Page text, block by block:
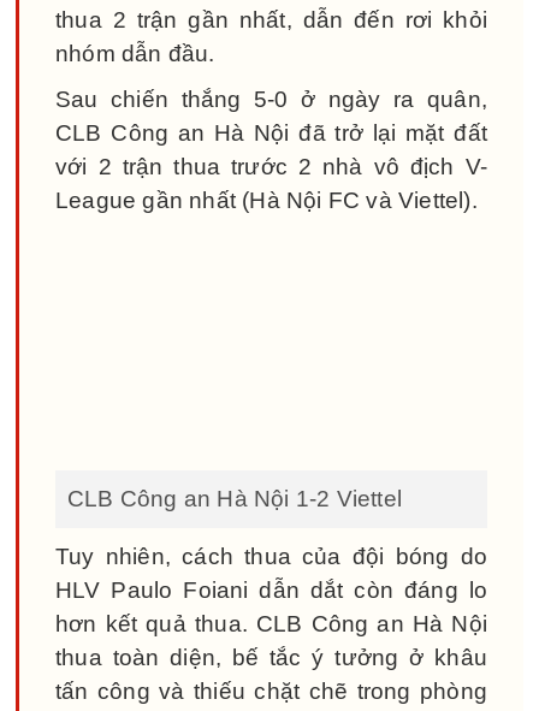
thua 2 trận gần nhất, dẫn đến rơi khỏi
nhóm dẫn đầu.
Sau chiến thắng 5-0 ở ngày ra quân,
CLB Công an Hà Nội đã trở lại mặt đất
với 2 trận thua trước 2 nhà vô địch V-
League gần nhất (Hà Nội FC và Viettel).
CLB Công an Hà Nội 1-2 Viettel
Tuy nhiên, cách thua của đội bóng do
HLV Paulo Foiani dẫn dắt còn đáng lo
hơn kết quả thua. CLB Công an Hà Nội
thua toàn diện, bế tắc ý tưởng ở khâu
tấn công và thiếu chặt chẽ trong phòng